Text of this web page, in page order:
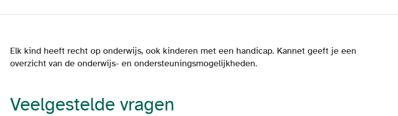
Elk kind heeft recht op onderwijs, ook kinderen met een handicap. Kannet geeft je een
overzicht van de onderwijs- en ondersteuningsmogelijkheden.
Veelgestelde vragen